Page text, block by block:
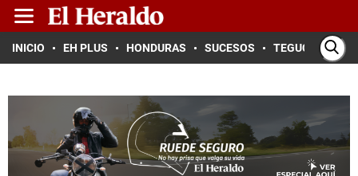
INICIO EH PLUS HONDURAS SUCESOS TEGUCIGALPA